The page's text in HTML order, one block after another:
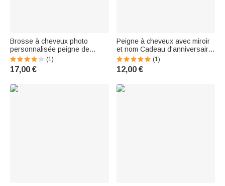
Brosse à cheveux photo
personnalisée peigne de
massage antistatique avec
nom Fête d'enterrement de vie
de jeune fille Cadeau de Noël
(1)
17,00 €
Peigne à cheveux avec miroir
et nom Cadeau d'anniversaire
de mariage pour les femmes
(1)
12,00 €